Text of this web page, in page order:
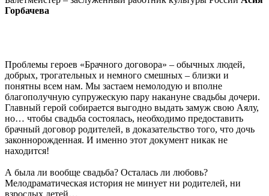
Горбачева
Проблемы героев «Брачного договора» – обычных людей,
добрых, трогательных и немного смешных – близки и
понятны всем нам. Мы застаем немолодую и вполне
благополучную супружескую пару накануне свадьбы дочери.
Главный герой собирается выгодно выдать замуж свою Аялу,
но… чтобы свадьба состоялась, необходимо предоставить
брачный договор родителей, в доказательство того, что дочь
законнорожденная. И именно этот документ никак не
находится!
А была ли вообще свадьба? Осталась ли любовь?
Мелодраматическая история не минует ни родителей, ни
взрослых детей…